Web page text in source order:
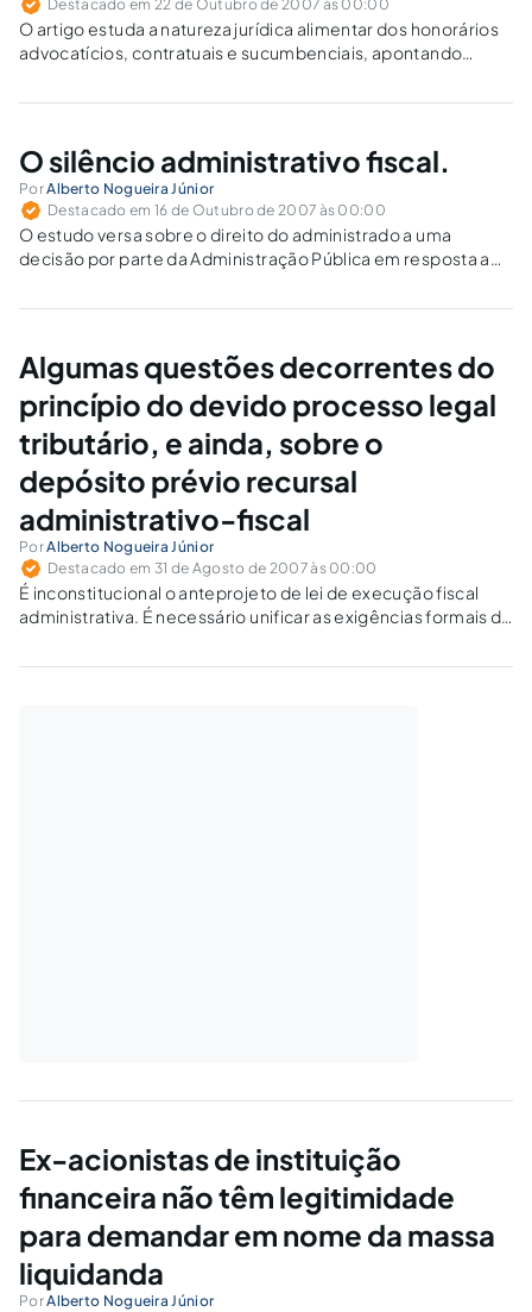
Destacado em 22 de Outubro de 2007 às 00:00
O artigo estuda a natureza jurídica alimentar dos honorários
advocatícios, contratuais e sucumbenciais, apontando
do CJF.
O silêncio administrativo fiscal.
PorAlberto Nogueira Júnior
Destacado em 16 de Outubro de 2007 às 00:00
O estudo versa sobre o direito do administrado a uma
decisão por parte da Administração Pública em resposta a
hipótese de omissão.
Algumas questões decorrentes do
princípio do devido processo legal
tributário, e ainda, sobre o
depósito prévio recursal
administrativo-fiscal
PorAlberto Nogueira Júnior
Destacado em 31 de Agosto de 2007 às 00:00
É inconstitucional o anteprojeto de lei de execução fiscal
administrativa. É necessário unificar as exigências formais de
administrativa e judicial.
Ex-acionistas de instituição
financeira não têm legitimidade
para demandar em nome da massa
liquidanda
PorAlberto Nogueira Júnior